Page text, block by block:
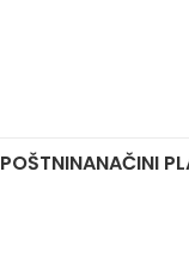
NAČINI